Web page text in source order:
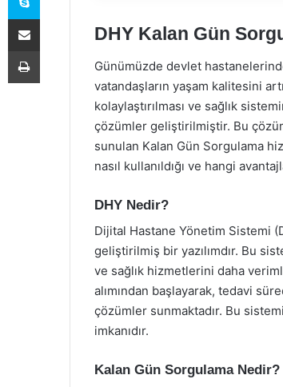
DHY Kalan Gün
Günümüzde devlet
vatandaşların yaşam kalitesini
kolaylaştırılması ve sağlık
çözümler geliştirilmiştir. Bu
sunulan Kalan Gün Sorgulama
nasıl kullanıldığı ve hangi
DHY Nedir?
Dijital Hastane Yönetim Sistemi
geliştirilmiş bir yazılımdır. Bu
ve sağlık hizmetlerini daha
alımından başlayarak, tedavi
çözümler sunmaktadır. Bu
imkanıdır.
Kalan Gün Sorgulama Nedir?
E-Posta ile paylaş